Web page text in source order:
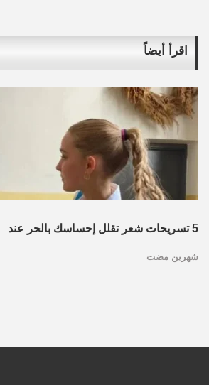
اقرأ أيضاً
5 تسريحات شعر تقلل إحساسك بالحر عند
شهرين مضت